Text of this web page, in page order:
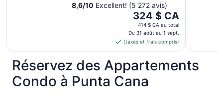
8,6/10 Excellent! (5 272 avis)
Le
prix
est
de 324 $ CA
par
nuit
du 31
août
324 $ CA
414 $ CA au total
Du 31 août au 1 sept.
(taxes et frais compris)
Réservez des Appartements
Condo à Punta Cana